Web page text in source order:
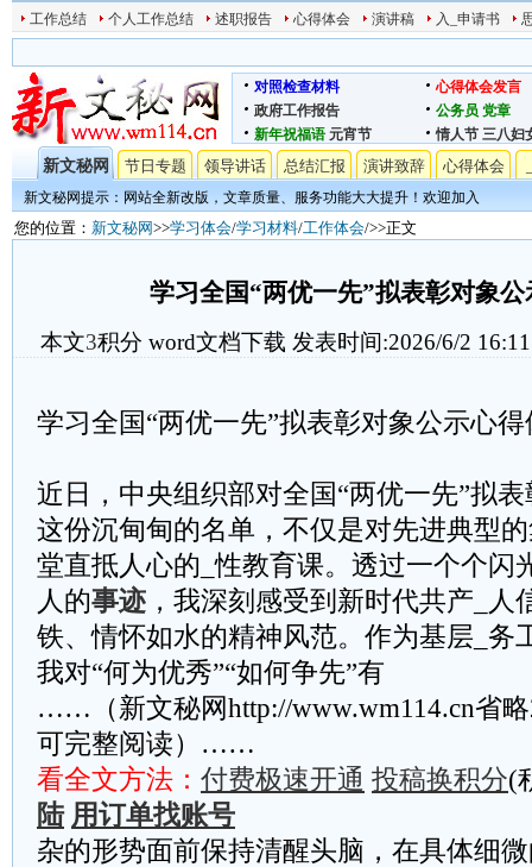
工作总结 个人工作总结 述职报告 心得体会 演讲稿 入_申请书
对照检查材料
心得体会发言
政府工作报告
公务员 党章
新年祝福语 元宵节 情人节 三八妇
新文秘网 节日专题 领导讲话 总结汇报 演讲致辞 心得体会
新文秘网提示：网站全新改版，文章质量、服务功能大大提升！欢迎加入
您的位置： 新文秘网>>学习体会/学习材料/工作体会/>>正文
学习全国“两优一先”拟表彰对象
本文3积分 word文档下载 发表时间:2026/6/2
学习全国“两优一先”拟表彰对象公示心得
近日，中央组织部对全国“两优一先”拟
这份沉甸甸的名单，不仅是对先进典型
堂直抵人心的_性教育课。透过一个个闪
人的事迹 ，我深刻感受到新时代共产_人
铁、情怀如水的精神风范。作为基层_务
我对“何为优秀”“如何争先”有
……（新文秘网http://www.wm114.cn省
可完整阅读）……
看全文方法： 付费极速开通 投稿换积分(
陆 用订单找账号
杂的形势面前保持清醒头脑，在具体细